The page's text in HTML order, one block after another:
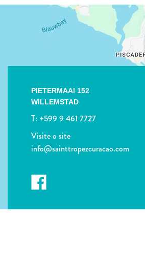
PIETERMAAI 152
WILLEMSTAD
T: +599 9 461 7727
Visite o site
info@sainttropezcuracao.com